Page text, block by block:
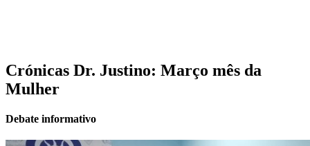
Crónicas Dr. Justino: Março mês da
Mulher
Debate informativo